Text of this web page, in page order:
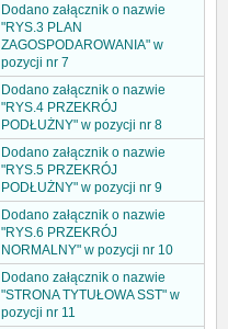
Dodano załącznik o nazwie
"RYS.3 PLAN
ZAGOSPODAROWANIA" w
pozycji nr 7
Dodano załącznik o nazwie
"RYS.4 PRZEKRÓJ
PODŁUŻNY" w pozycji nr 8
Dodano załącznik o nazwie
"RYS.5 PRZEKRÓJ
PODŁUŻNY" w pozycji nr 9
Dodano załącznik o nazwie
"RYS.6 PRZEKRÓJ
NORMALNY" w pozycji nr 10
Dodano załącznik o nazwie
"STRONA TYTUŁOWA SST" w
pozycji nr 11